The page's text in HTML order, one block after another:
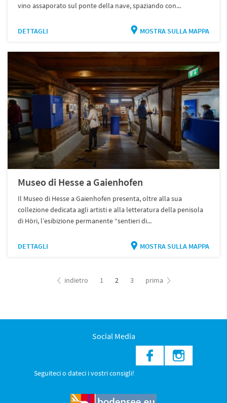
vino assaporato sul ponte della nave, spaziando con...
DETTAGLI MOSTRA SULLA MAPPA
Museo di Hesse a Gaienhofen
Il Museo di Hesse a Gaienhofen presenta, oltre alla sua
collezione dedicata agli artisti e alla letteratura della penisola
di Höri, l’esibizione permanente “sentieri di...
DETTAGLI MOSTRA SULLA MAPPA
indietro 1 2 3 prima
Social Media
Seguiteci o dateci i vostri consigli!